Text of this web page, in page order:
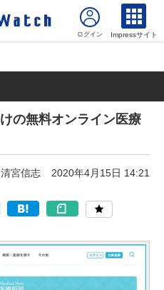
Impressサイト
の無料オンライン医療
清宮信志 2020年4月15日 14:21